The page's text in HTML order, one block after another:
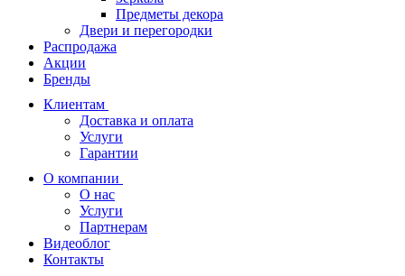
Предметы декора
Двери и перегородки
Распродажа
Акции
Бренды
Клиентам
Доставка и оплата
Услуги
Гарантии
О компании
О нас
Услуги
Партнерам
Видеоблог
Контакты